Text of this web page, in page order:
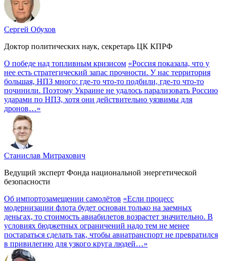
Сергей Обухов
Доктор политических наук, секретарь ЦК КПРФ
О победе над топливным кризисом «Россия показала, что у
нее есть стратегический запас прочности. У нас территория
большая, НПЗ много: где-то что-то подбили, где-то что-то
починили. Поэтому Украине не удалось парализовать Россию
ударами по НПЗ, хотя они действительно уязвимы для
дронов…»
Станислав Митрахович
Ведущий эксперт Фонда национальной энергетической
безопасности
Об импортозамещении самолётов «Если процесс
модернизации флота будет основан только на заемных
деньгах, то стоимость авиабилетов возрастет значительно. В
условиях бюджетных ограничений надо тем не менее
постараться сделать так, чтобы авиатранспорт не превратился
в привилегию для узкого круга людей…»